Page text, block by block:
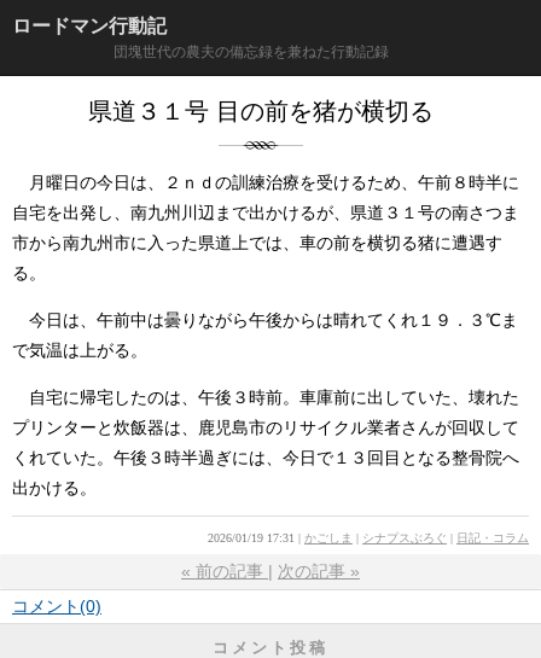
ロードマン行動記
団塊世代の農夫の備忘録を兼ねた行動記録
県道３１号 目の前を猪が横切る
月曜日の今日は、２ｎｄの訓練治療を受けるため、午前８時半に
自宅を出発し、南九州川辺まで出かけるが、県道３１号の南さつま
市から南九州市に入った県道上では、車の前を横切る猪に遭遇す
る。
今日は、午前中は曇りながら午後からは晴れてくれ１９．３℃ま
で気温は上がる。
自宅に帰宅したのは、午後３時前。車庫前に出していた、壊れた
プリンターと炊飯器は、鹿児島市のリサイクル業者さんが回収して
くれていた。午後３時半過ぎには、今日で１３回目となる整骨院へ
出かける。
2026/01/19 17:31 かごしま シナプスぶろぐ 日記・コラム
« 前の記事 次の記事 »
コメント(0)
コメント投稿